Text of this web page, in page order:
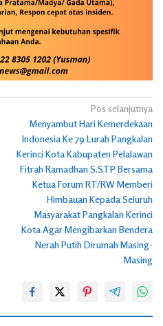
Pos selanjutnya
Menyambut Hari Kemerdekaan
Indonesia Ke 79 Lurah Pangkalan
Kerinci Kota Kabupaten Pelalawan
Fitrah Ramadhan S.STP Bersama
Ketua Forum RT/RW Memberi
Himbauan Kepada Seluruh
Masyarakat Pangkalan Kerinci
Kota Agar Mengibarkan Bendera
Nerah Putih Dirumah Masing-
Masing